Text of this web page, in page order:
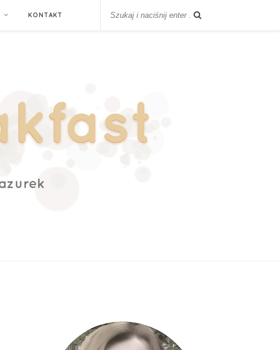
KONTAKT